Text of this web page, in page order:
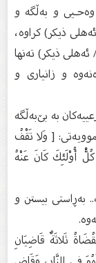
وەحـیی و بەڵگە و
ذیكر) كراوە،
ئەهلی ذیكر) تەنها
و زانیاری و
بە بێ‌بەڵگە
[ وَلا تَقْفُ
أُوْلَئِكَ كَانَ عَنْهُ
بەڕاستی بیستن و
ثَلاثَةٌ قَاضِيَانِ